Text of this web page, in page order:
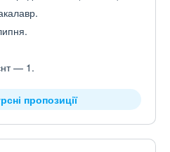
— 1.
пропозиції